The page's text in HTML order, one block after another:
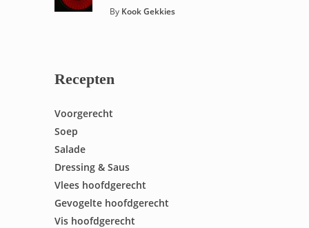
By Kook Gekkies
Recepten
Voorgerecht
Soep
Salade
Dressing & Saus
Vlees hoofdgerecht
Gevogelte hoofdgerecht
Vis hoofdgerecht